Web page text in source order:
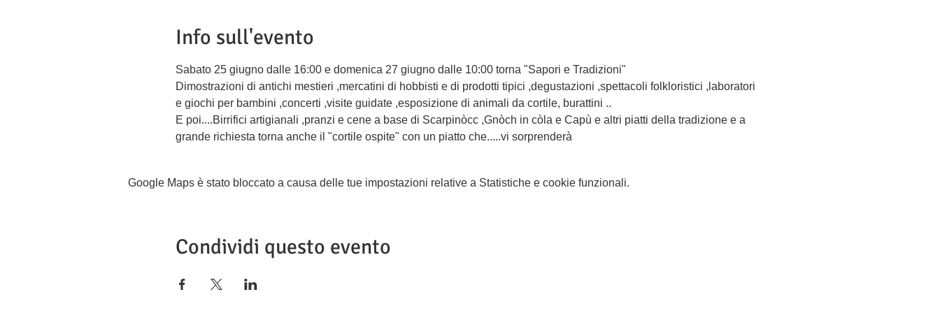
Info sull'evento
Sabato 25 giugno dalle 16:00 e domenica 27 giugno dalle 10:00 torna "Sapori e Tradizioni"
Dimostrazioni di antichi mestieri ,mercatini di hobbisti e di prodotti tipici ,degustazioni ,spettacoli folkloristici ,laboratori
e giochi per bambini ,concerti ,visite guidate ,esposizione di animali da cortile, burattini ..
E poi....Birrifici artigianali ,pranzi e cene a base di Scarpinòcc ,Gnòch in còla e Capù e altri piatti della tradizione e a
grande richiesta torna anche il "cortile ospite" con un piatto che.....vi sorprenderà
Google Maps è stato bloccato a causa delle tue impostazioni relative a Statistiche e cookie funzionali.
Condividi questo evento